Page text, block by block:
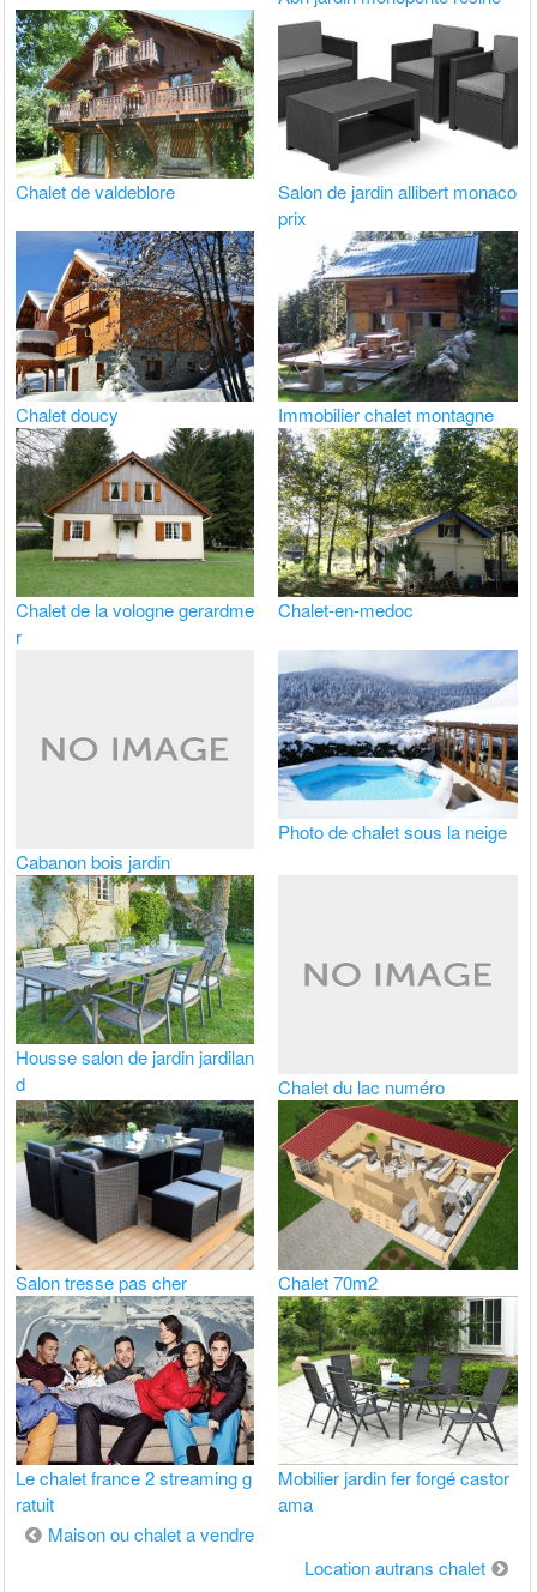
Chalet de valdeblore
Salon de jardin allibert monaco
prix
Chalet doucy Immobilier chalet montagne
Chalet de la vologne gerardme
r
Chalet-en-medoc
Cabanon bois jardin
Photo de chalet sous la neige
Housse salon de jardin jardilan
d
Chalet du lac numéro
Salon tresse pas cher Chalet 70m2
Le chalet france 2 streaming g
ratuit
Mobilier jardin fer forgé castor
ama
Navigation
Maison ou chalet a vendre
Location autrans chalet